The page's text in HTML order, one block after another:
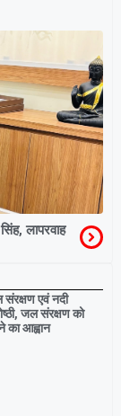
लापरवाह
एवं नदी
जल संरक्षण को
का आह्वान